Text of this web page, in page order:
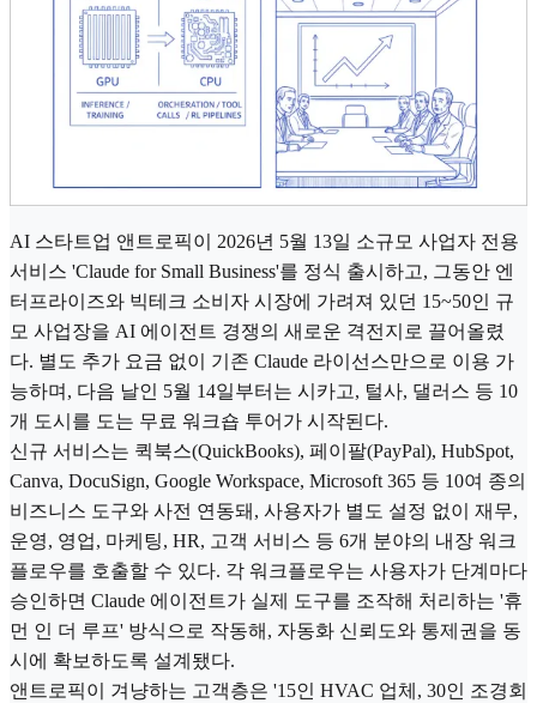
AI 스타트업 앤트로픽이 2026년 5월 13일 소규모 사업자 전용
서비스 'Claude for Small Business'를 정식 출시하고, 그동안 엔
터프라이즈와 빅테크 소비자 시장에 가려져 있던 15~50인 규
모 사업장을 AI 에이전트 경쟁의 새로운 격전지로 끌어올렸
다. 별도 추가 요금 없이 기존 Claude 라이선스만으로 이용 가
능하며, 다음 날인 5월 14일부터는 시카고, 털사, 댈러스 등 10
개 도시를 도는 무료 워크숍 투어가 시작된다.
신규 서비스는 퀵북스(QuickBooks), 페이팔(PayPal), HubSpot,
Canva, DocuSign, Google Workspace, Microsoft 365 등 10여 종의
비즈니스 도구와 사전 연동돼, 사용자가 별도 설정 없이 재무,
운영, 영업, 마케팅, HR, 고객 서비스 등 6개 분야의 내장 워크
플로우를 호출할 수 있다. 각 워크플로우는 사용자가 단계마다
승인하면 Claude 에이전트가 실제 도구를 조작해 처리하는 '휴
먼 인 더 루프' 방식으로 작동해, 자동화 신뢰도와 통제권을 동
시에 확보하도록 설계됐다.
앤트로픽이 겨냥하는 고객층은 '15인 HVAC 업체, 30인 조경회